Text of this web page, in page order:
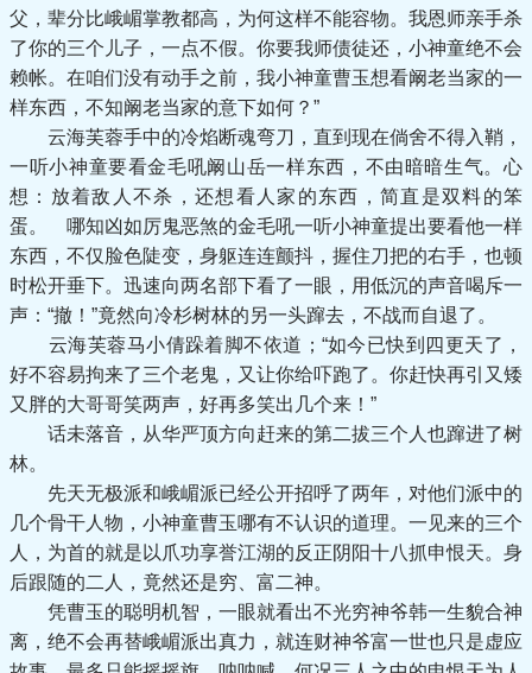
父，辈分比峨嵋掌教都高，为何这样不能容物。我恩师亲手杀
了你的三个儿子，一点不假。你要我师债徒还，小神童绝不会
赖帐。在咱们没有动手之前，我小神童曹玉想看阚老当家的一
样东西，不知阚老当家的意下如何？”
云海芙蓉手中的冷焰断魂弯刀，直到现在倘舍不得入鞘，
一听小神童要看金毛吼阚山岳一样东西，不由暗暗生气。心
想：放着敌人不杀，还想看人家的东西，简直是双料的笨
蛋。 哪知凶如厉鬼恶煞的金毛吼一听小神童提出要看他一样
东西，不仅脸色陡变，身躯连连颤抖，握住刀把的右手，也顿
时松开垂下。迅速向两名部下看了一眼，用低沉的声音喝斥一
声：“撤！”竟然向冷杉树林的另一头蹿去，不战而自退了。
云海芙蓉马小倩跺着脚不依道；“如今已快到四更天了，
好不容易拘来了三个老鬼，又让你给吓跑了。你赶快再引又矮
又胖的大哥哥笑两声，好再多笑出几个来！”
话未落音，从华严顶方向赶来的第二拔三个人也蹿进了树
林。
先天无极派和峨嵋派已经公开招呼了两年，对他们派中的
几个骨干人物，小神童曹玉哪有不认识的道理。一见来的三个
人，为首的就是以爪功享誉江湖的反正阴阳十八抓申恨天。身
后跟随的二人，竟然还是穷、富二神。
凭曹玉的聪明机智，一眼就看出不光穷神爷韩一生貌合神
离，绝不会再替峨嵋派出真力，就连财神爷富一世也只是虚应